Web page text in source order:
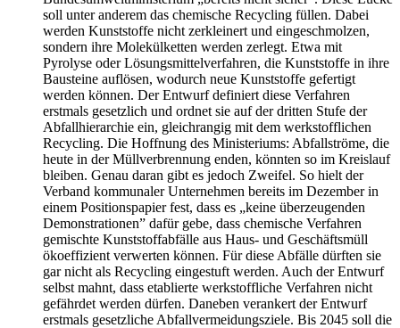
soll unter anderem das chemische Recycling füllen. Dabei
werden Kunststoffe nicht zerkleinert und eingeschmolzen,
sondern ihre Molekülketten werden zerlegt. Etwa mit
Pyrolyse oder Lösungsmittelverfahren, die Kunststoffe in ihre
Bausteine auflösen, wodurch neue Kunststoffe gefertigt
werden können. Der Entwurf definiert diese Verfahren
erstmals gesetzlich und ordnet sie auf der dritten Stufe der
Abfallhierarchie ein, gleichrangig mit dem werkstofflichen
Recycling. Die Hoffnung des Ministeriums: Abfallströme, die
heute in der Müllverbrennung enden, könnten so im Kreislauf
bleiben. Genau daran gibt es jedoch Zweifel. So hielt der
Verband kommunaler Unternehmen bereits im Dezember in
einem Positionspapier fest, dass es „keine überzeugenden
Demonstrationen” dafür gebe, dass chemische Verfahren
gemischte Kunststoffabfälle aus Haus- und Geschäftsmüll
ökoeffizient verwerten können. Für diese Abfälle dürften sie
gar nicht als Recycling eingestuft werden. Auch der Entwurf
selbst mahnt, dass etablierte werkstoffliche Verfahren nicht
gefährdet werden dürfen. Daneben verankert der Entwurf
erstmals gesetzliche Abfallvermeidungsziele. Bis 2045 soll die